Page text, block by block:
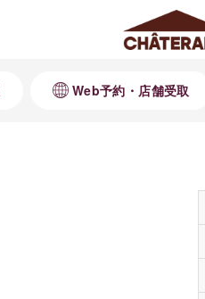
Web予約・店舗受取